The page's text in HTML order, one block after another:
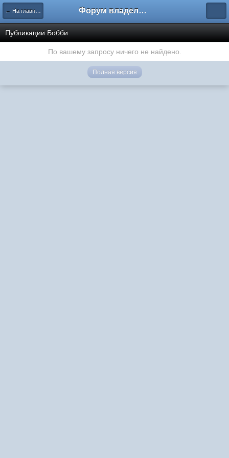
← На главную Форум владельцев интернет-магазинов
Публикации Бобби
По вашему запросу ничего не найдено.
Полная версия